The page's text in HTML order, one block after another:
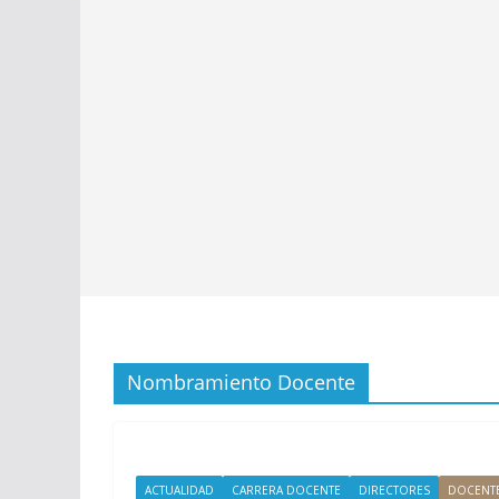
Nombramiento Docente
ACTUALIDAD CARRERA DOCENTE DIRECTORES